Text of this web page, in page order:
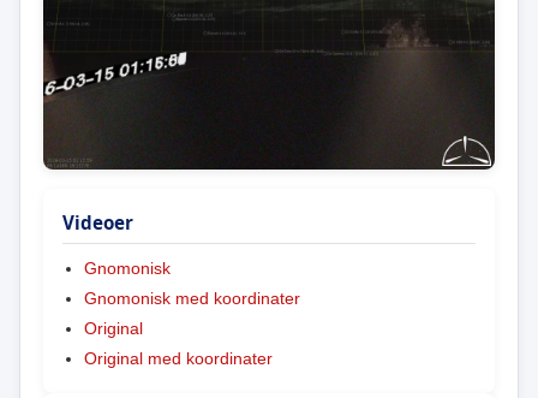
Videoer
Gnomonisk
Gnomonisk med koordinater
Original
Original med koordinater